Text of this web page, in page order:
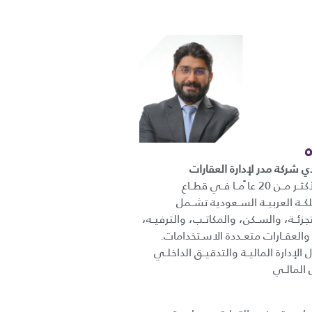
شركة مدر لإدارة العقارات
خبــرة عمليــة تمتــد لأكثــر مــن 20 عا ًمــا فــي قطــاع
العربيــة الســعودية تشــمل
والســكن، والمكاتــب، والترفيــه،
متعــددة الاسـتخدامات.
الماليــة والتدقيــق الداخلــي
المالــي